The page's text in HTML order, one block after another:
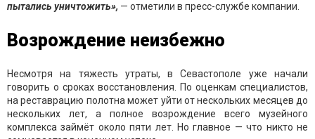
пытались уничтожить», — отметили в пресс-службе компании.
Возрождение неизбежно
Несмотря на тяжесть утраты, в Севастополе уже начали
говорить о сроках восстановления. По оценкам специалистов,
на реставрацию полотна может уйти от нескольких месяцев до
нескольких лет, а полное возрождение всего музейного
комплекса займёт около пяти лет. Но главное — что никто не